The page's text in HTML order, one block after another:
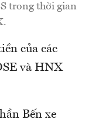
trong thời gian
của các
và HNX
Bến xe